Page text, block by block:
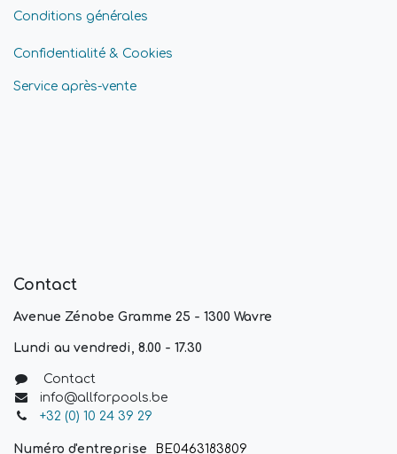
Conditions générales
Confidentialité & Cookies
Service après-vente
Contact
Avenue Zénobe Gramme 25 - 1300 Wavre
Lundi au vendredi, 8.00 - 17.30
Contact
info@allforpools.be
+32 (0) 10 24 39 29
Numéro d'entreprise BE0463183809